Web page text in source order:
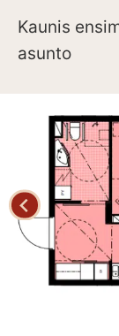
Kaunis
asunto